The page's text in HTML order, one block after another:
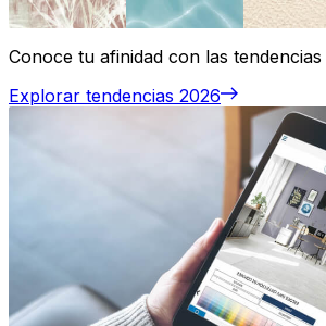
Conoce tu afinidad con las
Explorar tendencias 2026